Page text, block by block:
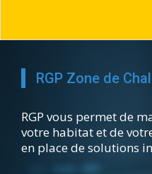
RGP Zone de
RGP vous permet de
votre habitat et de
en place de solutions